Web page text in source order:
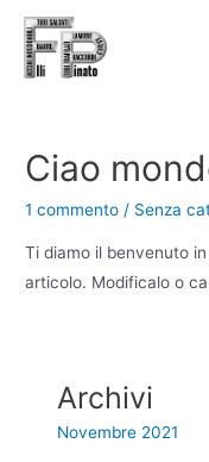
Ciao
1 commento / Senza
Ti diamo il benvenuto
articolo. Modificalo o
Archivi
Novembre 2021